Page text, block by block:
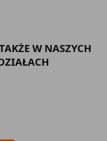
W NASZYCH